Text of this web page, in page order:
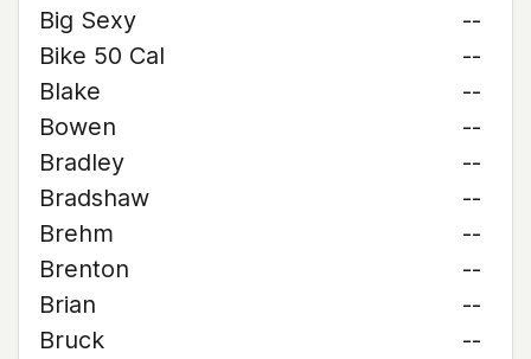
Big Sexy
--
Bike 50 Cal
--
Blake
--
Bowen
--
Bradley
--
Bradshaw
--
Brehm
--
Brenton
--
Brian
--
Bruck
--